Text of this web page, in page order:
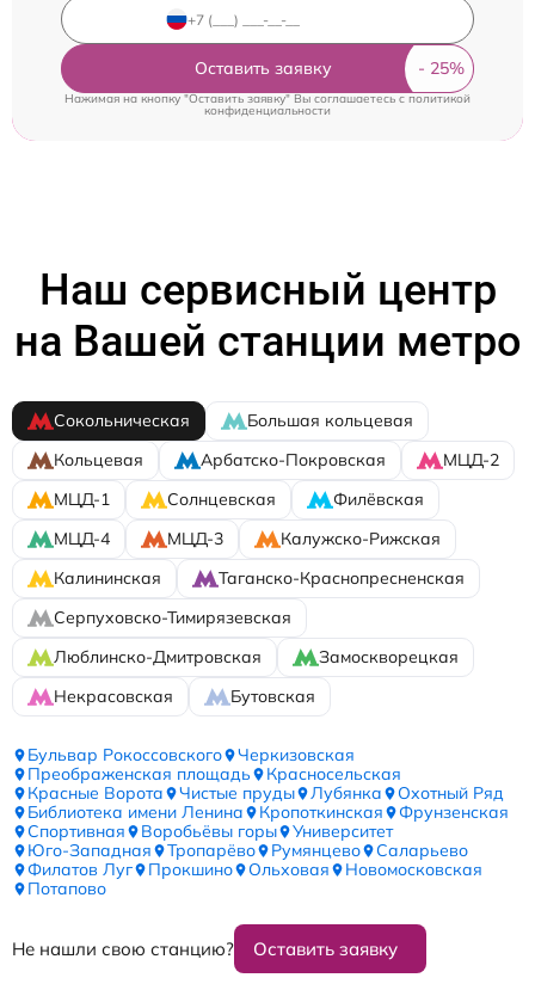
Оставить заявку
Нажимая на кнопку "Оставить заявку" Вы соглашаетесь cполитикой
конфиденциальности
Наш сервисный центр
на Вашей станции метро
Сокольническая
Большая кольцевая
Кольцевая
Арбатско-Покровская
МЦД-2
МЦД-1
Солнцевская
Филёвская
МЦД-4
МЦД-3
Калужско-Рижская
Калининская
Таганско-Краснопресненская
Серпуховско-Тимирязевская
Люблинско-Дмитровская
Замоскворецкая
Некрасовская
Бутовская
Бульвар Рокоссовского
Черкизовская
Преображенская площадь
Красносельская
Красные Ворота
Чистые пруды Лубянка
Охотный Ряд
Библиотека имени Ленина
Кропоткинская
Фрунзенская
Спортивная
Воробьёвы горы
Университет
Юго-Западная
Тропарёво Румянцево
Саларьево
Филатов Луг
Прокшино Ольховая
Новомосковская
Потапово
Не нашли свою станцию? Оставить заявку